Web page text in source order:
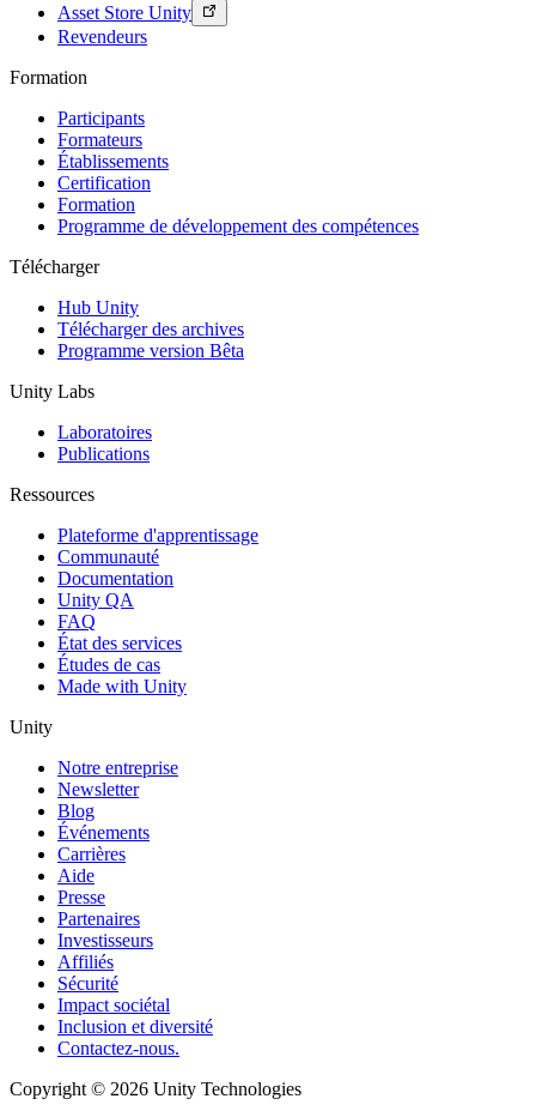
Asset Store Unity
Revendeurs
Formation
Participants
Formateurs
Établissements
Certification
Formation
Programme de développement des compétences
Télécharger
Hub Unity
Télécharger des archives
Programme version Bêta
Unity Labs
Laboratoires
Publications
Ressources
Plateforme d'apprentissage
Communauté
Documentation
Unity QA
FAQ
État des services
Études de cas
Made with Unity
Unity
Notre entreprise
Newsletter
Blog
Événements
Carrières
Aide
Presse
Partenaires
Investisseurs
Affiliés
Sécurité
Impact sociétal
Inclusion et diversité
Contactez-nous.
Copyright © 2026 Unity Technologies